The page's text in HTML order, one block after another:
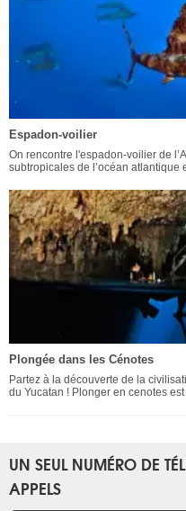
Espadon-voilier
On rencontre l'espadon-voilier de
subtropicales de l’océan atlantique
Plongée dans les Cénotes
Partez à la découverte de la
du Yucatan ! Plonger en cenotes
UN SEUL NUMÉRO DE
APPELS